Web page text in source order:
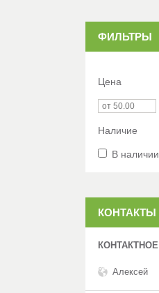
ФИЛЬТРЫ
Цена
Наличие
В наличии
КОНТАКТЫ
Алексей